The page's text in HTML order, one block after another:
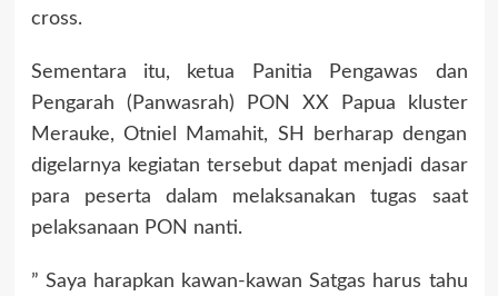
cross.
Sementara itu, ketua Panitia Pengawas dan
Pengarah (Panwasrah) PON XX Papua kluster
Merauke, Otniel Mamahit, SH berharap dengan
digelarnya kegiatan tersebut dapat menjadi dasar
para peserta dalam melaksanakan tugas saat
pelaksanaan PON nanti.
” Saya harapkan kawan-kawan Satgas harus tahu